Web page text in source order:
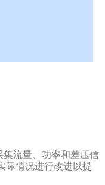
集流量、功率和差压信
际情况进行改进以提